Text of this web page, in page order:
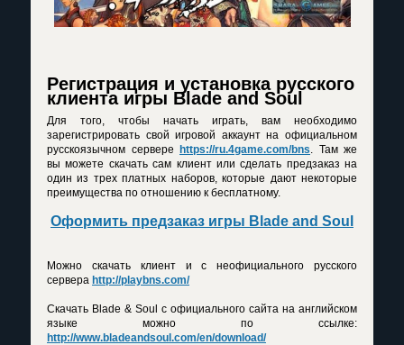
Регистрация и установка русского
клиента игры Blade and Soul
Для того, чтобы начать играть, вам необходимо
зарегистрировать свой игровой аккаунт на официальном
русскоязычном сервере https://ru.4game.com/bns. Там же
вы можете скачать сам клиент или сделать предзаказ на
один из трех платных наборов, которые дают некоторые
преимущества по отношению к бесплатному.
Оформить предзаказ игры Blade and Soul
Можно скачать клиент и с неофициального русского
сервера http://playbns.com/
Скачать Blade & Soul с официального сайта на английском
языке можно по ссылке:
http://www.bladeandsoul.com/en/download/